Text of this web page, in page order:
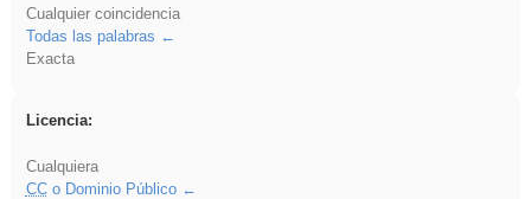
Cualquier coincidencia
Todas las palabras
Exacta
Licencia:
Cualquiera
CCo Dominio Público